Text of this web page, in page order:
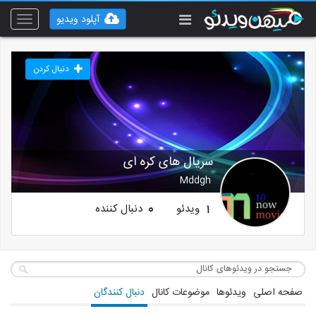
Toggle
آپلود ویدیو
سریال های کره ای
Mddgh
دنبال کردن
1 ویدئو 0 دنبال کننده
صفحه اصلی ویدئوها موضوعات کانال دنبال کنندگان